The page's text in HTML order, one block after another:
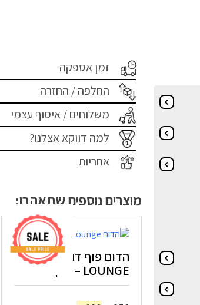
זמן אספקה
החלפה / החזרה
משלוחים / איסוף עצמי
למה דווקא אצלנו?
אחריות
מוצרים נוספים שתאהבו:
הדום פוף דגם
LOUNGE – לבן